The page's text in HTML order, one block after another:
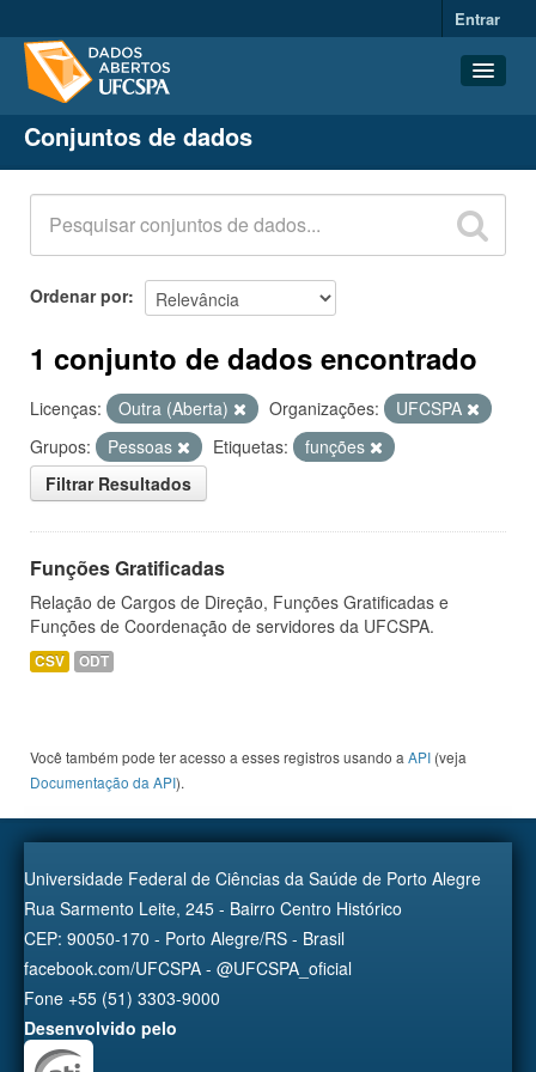
Entrar
Conjuntos de dados
Organizações
Grupos
Sobre
Conjuntos de dados
Ordenar por
1 conjunto de dados encontrado
Licenças: Outra (Aberta) Organizações:
UFCSPA
Grupos:
Pessoas Etiquetas:
funções
Filtrar Resultados
Funções Gratificadas
Relação de Cargos de Direção, Funções Gratificadas e
Funções de Coordenação de servidores da UFCSPA.
CSV ODT
Você também pode ter acesso a esses registros usando a API (veja
Documentação da API).
Universidade Federal de Ciências da Saúde de Porto Alegre
Rua Sarmento Leite, 245 - Bairro Centro Histórico
CEP: 90050-170 - Porto Alegre/RS - Brasil
facebook.com/UFCSPA - @UFCSPA_oficial
Fone +55 (51) 3303-9000
Desenvolvido pelo